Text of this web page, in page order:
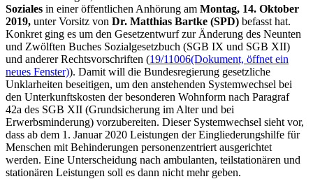
Soziales in einer öffentlichen Anhörung am Montag, 14. Oktober
2019, unter Vorsitz von Dr. Matthias Bartke (SPD) befasst hat.
Konkret ging es um den Gesetzentwurf zur Änderung des Neunten
und Zwölften Buches Sozialgesetzbuch (SGB IX und SGB XII)
und anderer Rechtsvorschriften (19/11006(Dokument, öffnet ein
neues Fenster)). Damit will die Bundesregierung gesetzliche
Unklarheiten beseitigen, um den anstehenden Systemwechsel bei
den Unterkunftskosten der besonderen Wohnform nach Paragraf
42a des SGB XII (Grundsicherung im Alter und bei
Erwerbsminderung) vorzubereiten. Dieser Systemwechsel sieht vor,
dass ab dem 1. Januar 2020 Leistungen der Eingliederungshilfe für
Menschen mit Behinderungen personenzentriert ausgerichtet
werden. Eine Unterscheidung nach ambulanten, teilstationären und
stationären Leistungen soll es dann nicht mehr geben.